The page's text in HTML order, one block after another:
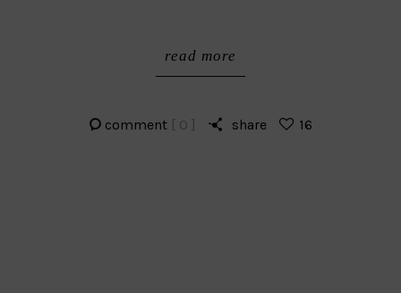
read more
comment [ 0 ] share 16